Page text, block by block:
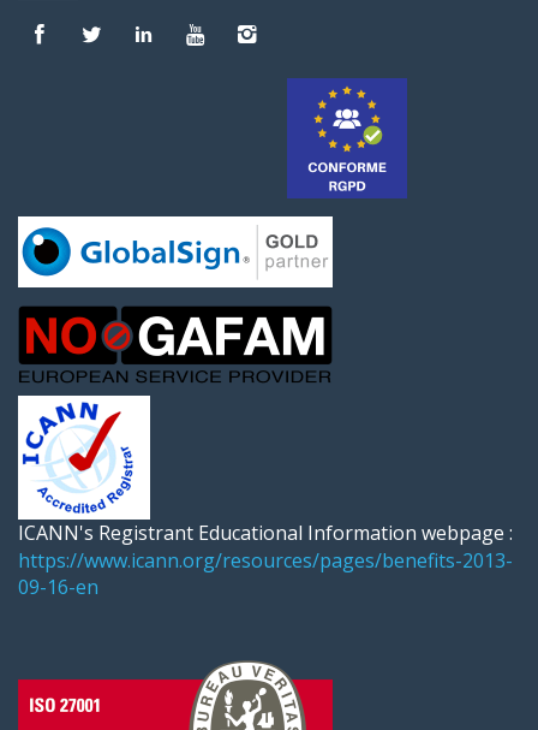
ICANN's Registrant Educational Information webpage :
https://www.icann.org/resources/pages/benefits-2013-
09-16-en